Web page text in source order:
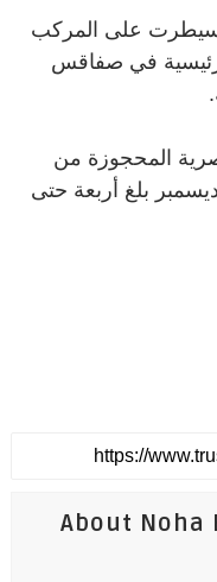
سيطرت على المركب
في صفاقس
.
المحجوزة من
طرف وحدات جيش البحر منذ 16 ديسمبر بلغ أربعة حتى
About Noha